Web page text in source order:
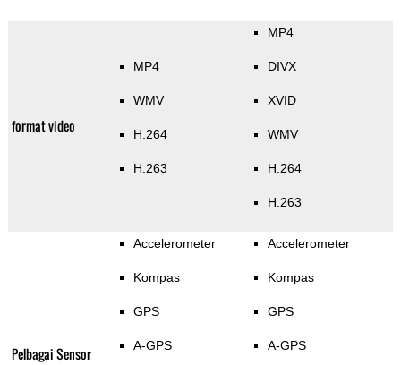
format video
MP4
WMV
H.264
H.263
MP4
DIVX
XVID
WMV
H.264
H.263
Pelbagai Sensor
Accelerometer
Kompas
GPS
A-GPS
Accelerometer
Kompas
GPS
A-GPS